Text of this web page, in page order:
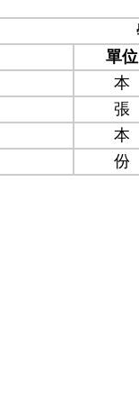
單位
本
張
本
份